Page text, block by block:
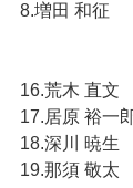
8.増田 和征
16.荒木 直文
17.居原 裕一
18.深川 暁生
19.那須 敬太